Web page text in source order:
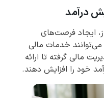
درآمد
ایجاد فرصت‌های
خدمات مالی
مالی گرفته تا ارائه
خود را افزایش دهند.